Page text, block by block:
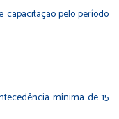
capacitação pelo período
mínima de 15